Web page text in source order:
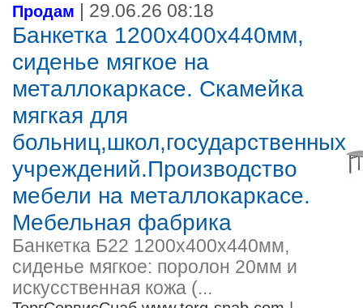
Продам
| 29.06.26 08:18
Банкетка 1200х400х440мм,
сиденье мягкое на
металлокаркасе. Скамейка
мягкая для
больниц,школ,государственных
учреждений.Производство
мебели на металлокаркасе.
Мебельная фабрика
Банкетка Б22 1200х400х440мм,
сиденье мягкое: поролон 20мм и
искусственная кожа (...